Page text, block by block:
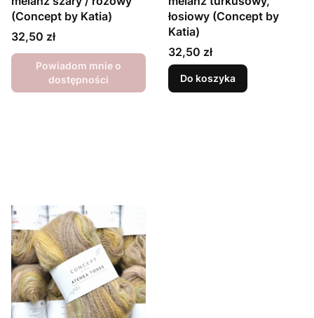
(Concept by Katia)
Cena
32,50 zł
Powiadom mnie o
dostępności
łosiowy (Concept by
Katia)
Cena
32,50 zł
Do koszyka